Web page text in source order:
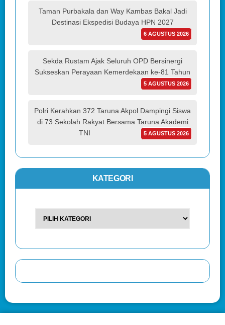
Taman Purbakala dan Way Kambas Bakal Jadi
Destinasi Ekspedisi Budaya HPN 2027
6 AGUSTUS 2026
Sekda Rustam Ajak Seluruh OPD Bersinergi
Sukseskan Perayaan Kemerdekaan ke-81 Tahun
5 AGUSTUS 2026
Polri Kerahkan 372 Taruna Akpol Dampingi Siswa
di 73 Sekolah Rakyat Bersama Taruna Akademi
TNI
5 AGUSTUS 2026
KATEGORI